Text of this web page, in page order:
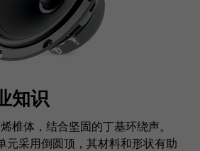
知识
椎体，结合坚固的丁基环绕声。
元采用倒圆顶，其材料和形状有助